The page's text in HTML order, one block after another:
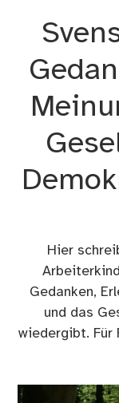
Hier
Gedanken,
und das
wiedergibt. Für